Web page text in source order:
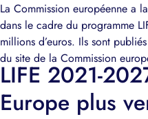
La Commission européenne a
dans le cadre du programme
millions d’euros. Ils sont
du site de la Commission
LIFE 2021-
Europe plus